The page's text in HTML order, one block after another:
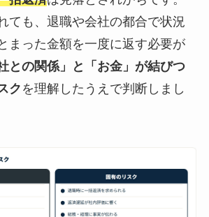
ても、退職や会社の都合で状況
まった金額を一度に返す必要が
との関係」と「お金」が結びつ
ク を理解したうえで判断しまし